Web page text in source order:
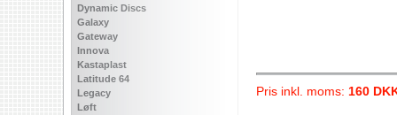
Dynamic Discs
Galaxy
Gateway
Innova
Kastaplast
Latitude 64
Legacy
Løft
Pris inkl. moms: 160